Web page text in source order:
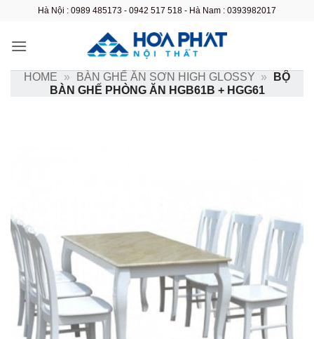
nội
Hà Nội : 0989 485173 - 0942 517 518 - Hà Nam : 0393982017
HOME » BÀN GHẾ ĂN SƠN HIGH GLOSSY »
BỘ
BÀN GHẾ PHÒNG ĂN HGB61B + HGG61